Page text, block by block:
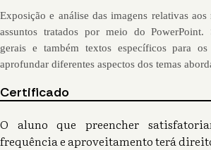
Exposição e análise das imagens relativas
assuntos tratados por meio do PowerPoint.
gerais e também textos específicos para
aprofundar diferentes aspectos dos temas
Certificado
O aluno que preencher
frequência e aproveitamento terá